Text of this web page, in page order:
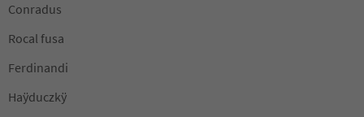
Conradus
Rocal fusa
Ferdinandi
Haÿduczkÿ